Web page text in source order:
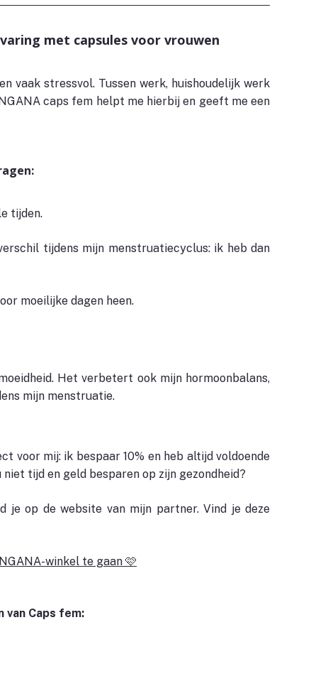
met capsules voor vrouwen
vaak stressvol. Tussen werk, huishoudelijk werk
caps fem helpt me hierbij en geeft me een
tijden.
tijdens mijn menstruatiecyclus: ik heb dan
moeilijke dagen heen.
Het verbetert ook mijn hormoonbalans,
mijn menstruatie.
voor mij: ik bespaar 10% en heb altijd voldoende
tijd en geld besparen op zijn gezondheid?
je op de website van mijn partner. Vind je deze
winkel te gaan 🩷
van Caps fem: